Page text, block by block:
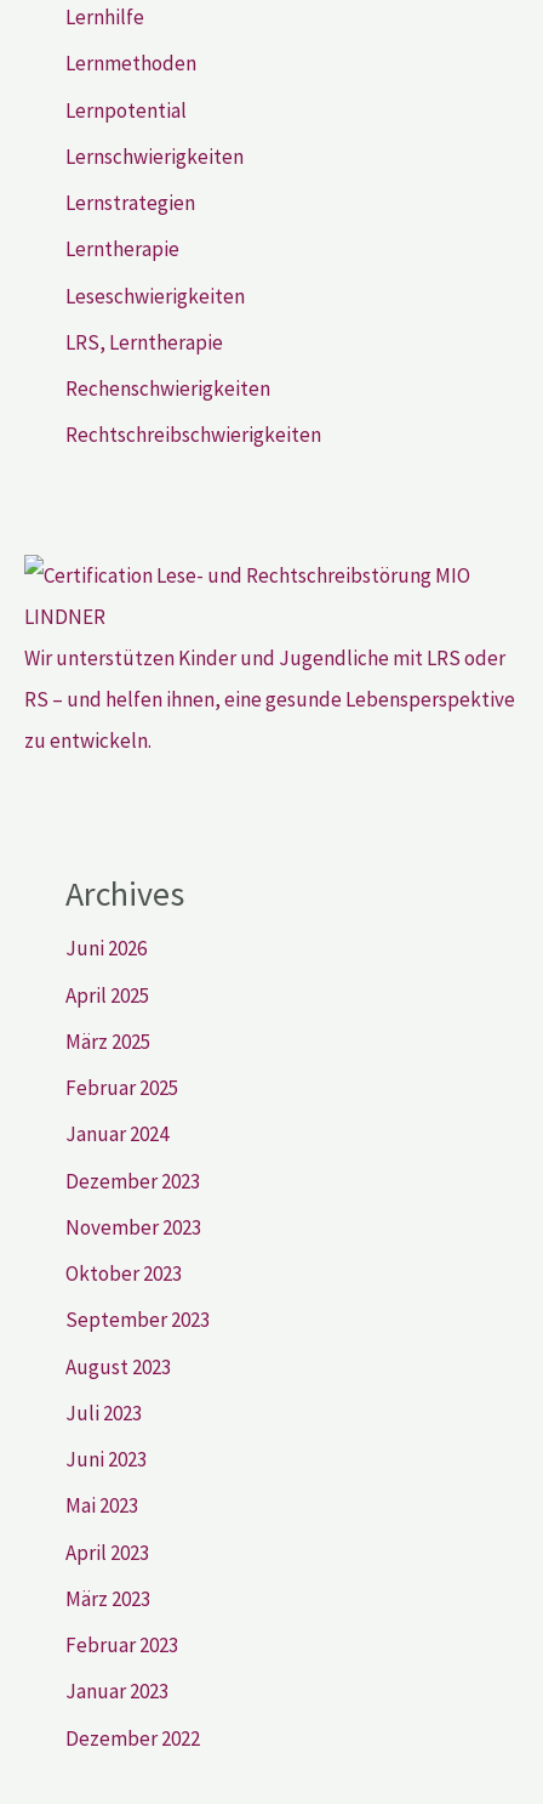
Lernhilfe
Lernmethoden
Lernpotential
Lernschwierigkeiten
Lernstrategien
Lerntherapie
Leseschwierigkeiten
LRS, Lerntherapie
Rechenschwierigkeiten
Rechtschreibschwierigkeiten
Wir unterstützen Kinder und Jugendliche mit LRS oder
RS – und helfen ihnen, eine gesunde Lebensperspektive
zu entwickeln.
Archives
Juni 2026
April 2025
März 2025
Februar 2025
Januar 2024
Dezember 2023
November 2023
Oktober 2023
September 2023
August 2023
Juli 2023
Juni 2023
Mai 2023
April 2023
März 2023
Februar 2023
Januar 2023
Dezember 2022